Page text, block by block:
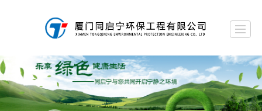
首页 关于我们 噪声治理工程 音质设计工程 声学材料 声学产品 联系我们 留言反馈